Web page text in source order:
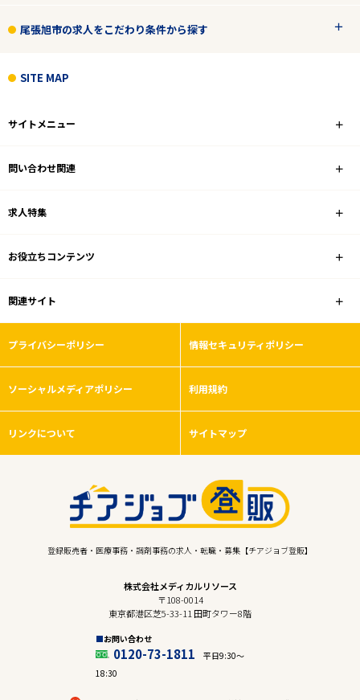
尾張旭市の求人をこだわり条件から探す
SITE MAP
サイトメニュー
問い合わせ関連
求人特集
お役立ちコンテンツ
関連サイト
プライバシーポリシー 情報セキュリティポリシー
ソーシャルメディアポリシー 利用規約
リンクについて サイトマップ
登録販売者・医療事務・調剤事務の求人・転職・募集【チアジョブ登販】
株式会社メディカルリソース
〒108-0014
東京都港区芝5-33-11 田町タワー8階
お問い合わせ
0120-73-1811
平日9:30〜
18:30